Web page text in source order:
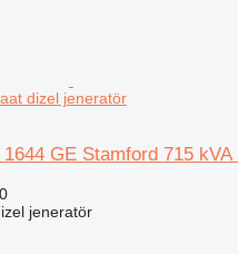
dizel jeneratör
GE Stamford 715
jeneratör